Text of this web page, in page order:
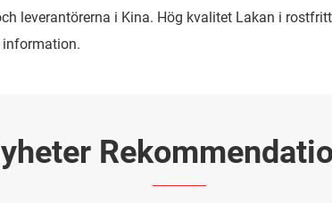
leverantörerna i Kina. Hög kvalitet Lakan i
information.